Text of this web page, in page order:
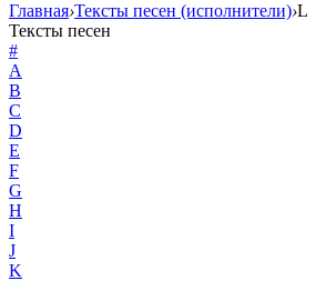
Главная›Тексты песен (исполнители)›L
Тексты песен
#
A
B
C
D
E
F
G
H
I
J
K